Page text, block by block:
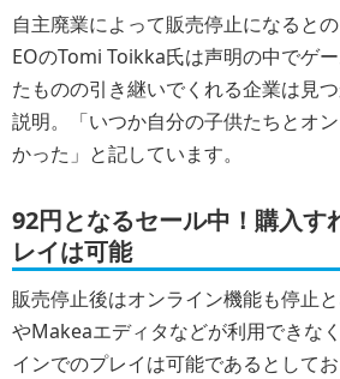
自主廃業によって販売停止になると
EOのTomi Toikka氏は声明の中でゲ
たものの引き継いでくれる企業は見
説明。「いつか自分の子供たちとオ
かった」と記しています。
92円となるセール中！購入す
レイは可能
販売停止後はオンライン機能も停止
やMakeaエディタなどが利用できな
インでのプレイは可能であるとして